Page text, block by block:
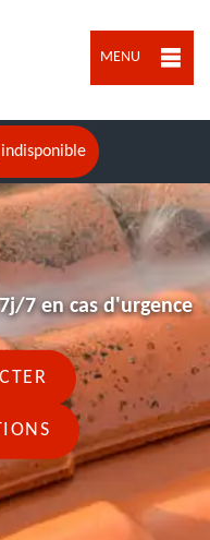
MENU
indisponible
7 en cas d'urgence